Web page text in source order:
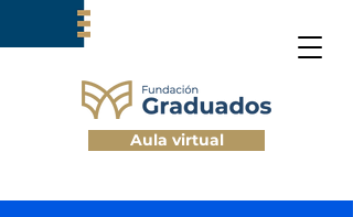
Aula virtual